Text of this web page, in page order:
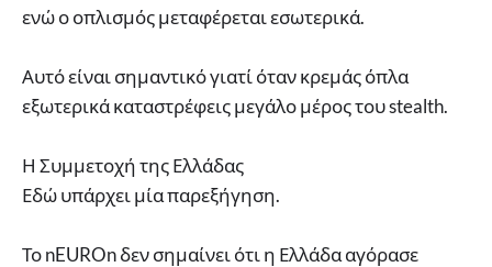
ενώ ο οπλισμός μεταφέρεται εσωτερικά.
Αυτό είναι σημαντικό γιατί όταν κρεμάς όπλα
εξωτερικά καταστρέφεις μεγάλο μέρος του stealth.
Η Συμμετοχή της Ελλάδας
Εδώ υπάρχει μία παρεξήγηση.
Το nEUROn δεν σημαίνει ότι η Ελλάδα αγόρασε